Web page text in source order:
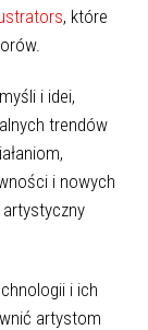
, które
i idei,
trendów
i nowych
i ich
artystom